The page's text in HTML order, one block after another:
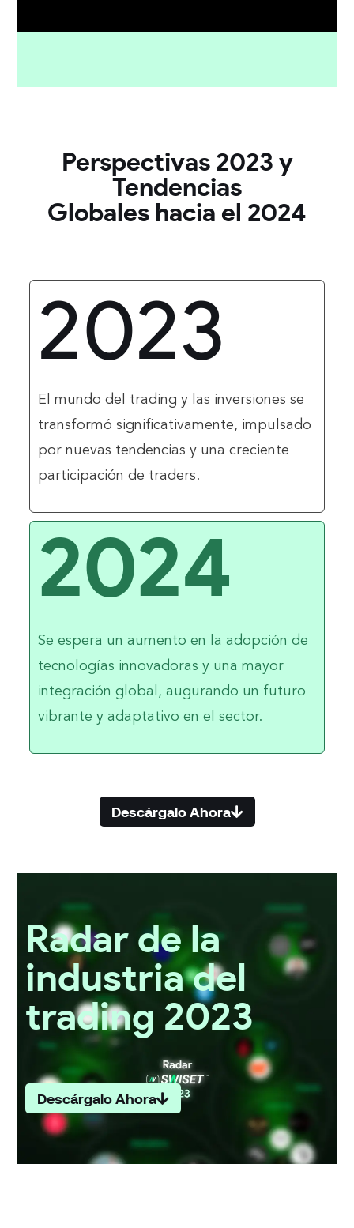
Perspectivas 2023 y
Tendencias
Globales hacia el 2024
2023
El mundo del trading y las inversiones se
transformó significativamente, impulsado
por nuevas tendencias y una creciente
participación de traders.
2024
Se espera un aumento en la adopción de
tecnologías innovadoras y una mayor
integración global, augurando un futuro
vibrante y adaptativo en el sector.
Descárgalo Ahora
Radar de la
industria del
trading 2023
Descárgalo Ahora